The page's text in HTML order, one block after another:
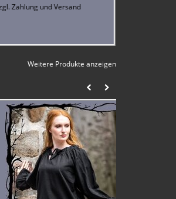
Weitere Produkte anzeigen
-50%